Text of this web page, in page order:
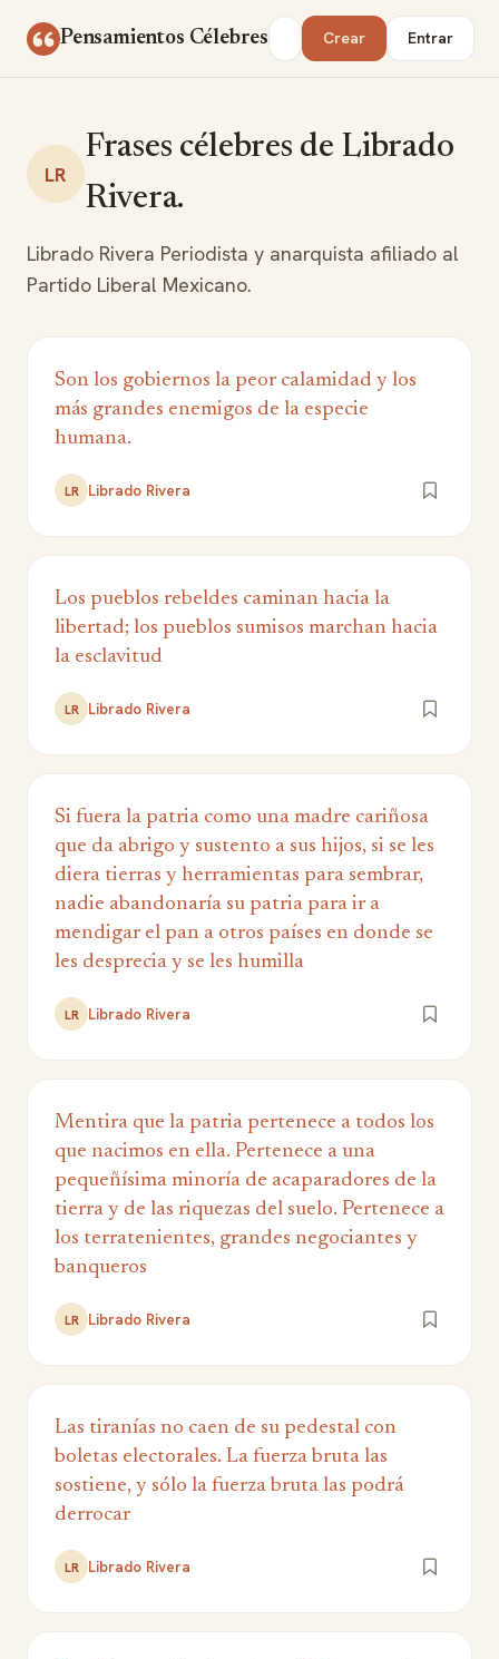
Pensamientos Célebres Buscar Crear Entrar
LR
Frases célebres de Librado
Rivera.
Librado Rivera Periodista y anarquista afiliado al
Partido Liberal Mexicano.
Son los gobiernos la peor calamidad y los
más grandes enemigos de la especie
humana.
LR Librado Rivera
Los pueblos rebeldes caminan hacia la
libertad; los pueblos sumisos marchan hacia
la esclavitud
LR Librado Rivera
Si fuera la patria como una madre cariñosa
que da abrigo y sustento a sus hijos, si se les
diera tierras y herramientas para sembrar,
nadie abandonaría su patria para ir a
mendigar el pan a otros países en donde se
les desprecia y se les humilla
LR Librado Rivera
Mentira que la patria pertenece a todos los
que nacimos en ella. Pertenece a una
pequeñísima minoría de acaparadores de la
tierra y de las riquezas del suelo. Pertenece a
los terratenientes, grandes negociantes y
banqueros
LR Librado Rivera
Las tiranías no caen de su pedestal con
boletas electorales. La fuerza bruta las
sostiene, y sólo la fuerza bruta las podrá
derrocar
LR Librado Rivera